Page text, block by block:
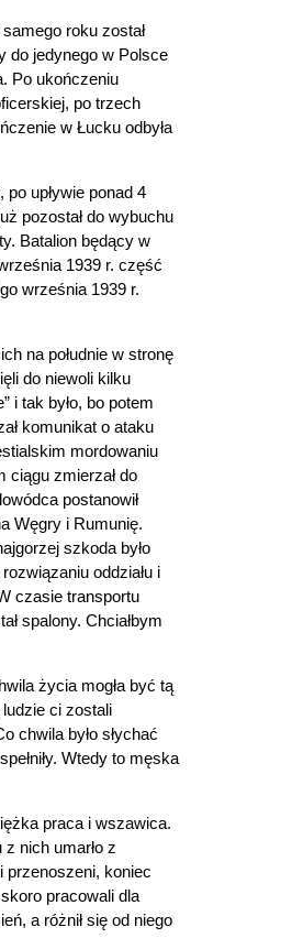
roku został
do jedynego w Polsce
Po ukończeniu
po trzech
w Łucku odbyła
upływie ponad 4
pozostał do wybuchu
Batalion będący w
1939 r. część
września 1939 r.
na południe w stronę
do niewoli kilku
i tak było, bo potem
komunikat o ataku
mordowaniu
ciągu zmierzał do
postanowił
Węgry i Rumunię.
szkoda było
oddziału i
czasie transportu
spalony. Chciałbym
życia mogła być tą
ci zostali
chwila było słychać
Wtedy to męska
praca i wszawica.
nich umarło z
przenoszeni, koniec
pracowali dla
a różnił się od niego